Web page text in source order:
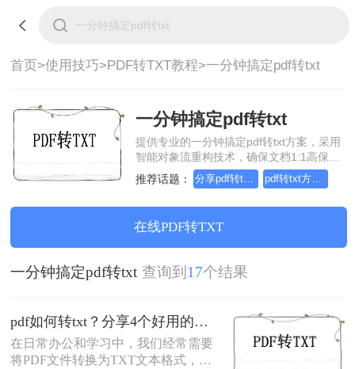
首页>使用技巧>PDF转TXT教程>一分钟搞定pdf转txt
一分钟搞定pdf转txt
提供专业的一分钟搞定pdf转txt方案，采用
智能对象流重构技术，确保文档1:1高保真
还原且排版不乱码。支持一键批量处理，
全链路 SSL 加密保障隐私安全。助您快速
办公。
推荐话题： 分享pdf转txt的方法 pdf转txt方法分享
在线PDF转TXT
一分钟搞定pdf转txt 查询到 17个结果
pdf如何转txt？分享4个好用的转换方法！
在日常办公和学习中，我们经常需要
将PDF文件转换为TXT文本格式，以